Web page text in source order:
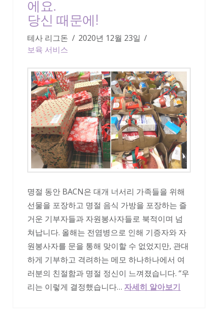
에요.
당신 때문에!
테사 리그돈
2020년 12월 23일
보육 서비스
명절 동안 BACN은 대개 너서리 가족들을 위해
선물을 포장하고 명절 음식 가방을 포장하는 즐
거운 기부자들과 자원봉사자들로 북적이며 넘
쳐납니다. 올해는 전염병으로 인해 기증자와 자
원봉사자를 문을 통해 맞이할 수 없었지만, 관대
하게 기부하고 격려하는 메모 하나하나에서 여
러분의 친절함과 명절 정신이 느껴졌습니다. “우
리는 이렇게 결정했습니다… 자세히 알아보기